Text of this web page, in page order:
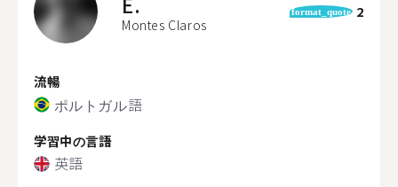
Montes Claros
format_quote 2
流暢
ポルトガル語
学習中の言語
英語